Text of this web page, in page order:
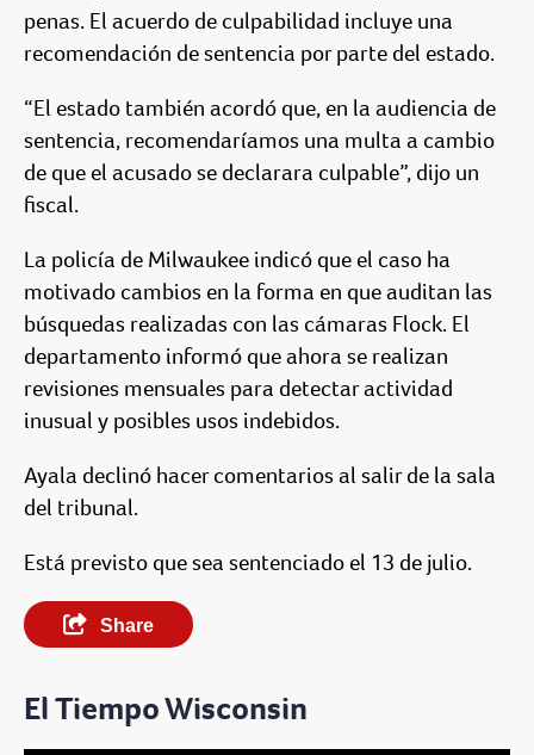
penas. El acuerdo de culpabilidad incluye una
recomendación de sentencia por parte del estado.
“El estado también acordó que, en la audiencia de
sentencia, recomendaríamos una multa a cambio
de que el acusado se declarara culpable”, dijo un
fiscal.
La policía de Milwaukee indicó que el caso ha
motivado cambios en la forma en que auditan las
búsquedas realizadas con las cámaras Flock. El
departamento informó que ahora se realizan
revisiones mensuales para detectar actividad
inusual y posibles usos indebidos.
Ayala declinó hacer comentarios al salir de la sala
del tribunal.
Está previsto que sea sentenciado el 13 de julio.
Share
El Tiempo Wisconsin